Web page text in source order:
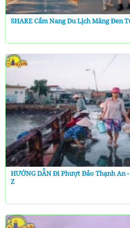
SHARE Cẩm Nang Du Lịch Măng Đen
HƯỚNG DẪN Đi Phượt Đảo Thạnh An
Z